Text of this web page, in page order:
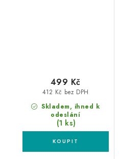
Skladem, ihned k
odeslání
(1 ks)
412 Kč bez DPH
499 Kč